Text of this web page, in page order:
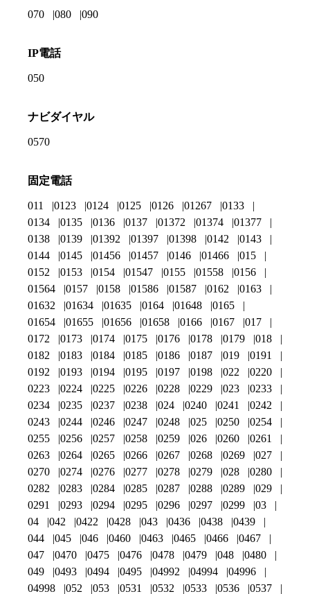
070 080 090
IP電話
050
ナビダイヤル
0570
固定電話
011 0123 0124 0125 0126 01267
0133
0134
0135 0136 0137 01372 01374
01377
0138
0139 01392 01397 01398 0142
0143
0144
0145 01456 01457 0146 01466
015
0152
0153 0154 01547 0155 01558
0156
01564
0157 0158 01586 01587 0162
0163
01632
01634 01635 0164 01648
0165
01654
01655 01656 01658 0166 0167
017
0172
0173 0174 0175 0176 0178 0179
018
0182
0183 0184 0185 0186 0187 019
0191
0192
0193 0194 0195 0197 0198 022
0220
0223
0224 0225 0226 0228 0229 023
0233
0234
0235 0237 0238 024 0240 0241
0242
0243
0244 0246 0247 0248 025 0250
0254
0255
0256 0257 0258 0259 026 0260
0261
0263
0264 0265 0266 0267 0268 0269
027
0270
0274 0276 0277 0278 0279 028
0280
0282
0283 0284 0285 0287 0288 0289
029
0291
0293 0294 0295 0296 0297 0299
03
04
042 0422 0428 043 0436 0438
0439
044
045 046 0460 0463 0465 0466
0467
047
0470 0475 0476 0478 0479 048
0480
049
0493 0494 0495 04992 04994
04996
04998
052 053 0531 0532 0533 0536 0537